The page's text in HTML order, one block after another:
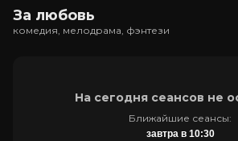
За любовь
комедия, мелодрама, фэнтези
На сегодня сеансов не
Ближайшие сеансы:
завтра в 10:30